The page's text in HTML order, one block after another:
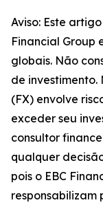
Aviso: Este
Financial Group
globais. Não
de
(FX) envolve
exceder seu
consultor
qualquer
pois o EBC
responsabilizam